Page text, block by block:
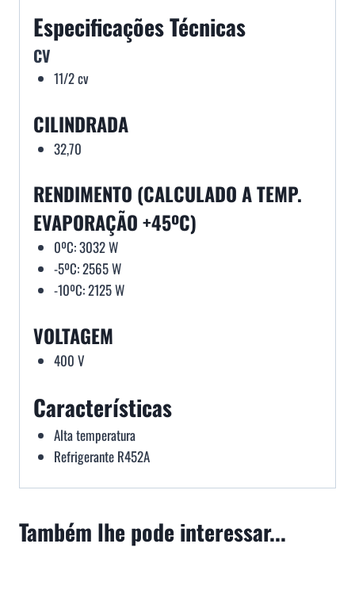
Especificações Técnicas
CV
11/2 cv
CILINDRADA
32,70
RENDIMENTO (CALCULADO A TEMP.
EVAPORAÇÃO +45ºC)
0ºC: 3032 W
-5ºC: 2565 W
-10ºC: 2125 W
VOLTAGEM
400 V
Características
Alta temperatura
Refrigerante R452A
Também lhe pode interessar...